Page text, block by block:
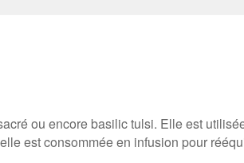
ou encore basilic tulsi. Elle est
est consommée en infusion pour